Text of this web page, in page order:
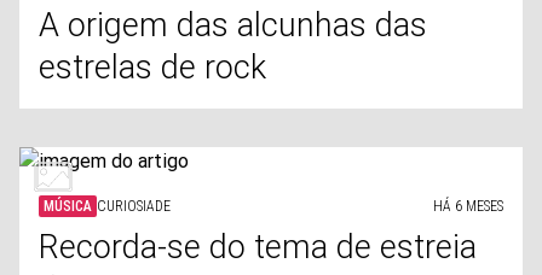
A origem das alcunhas das
estrelas de rock
MÚSICA CURIOSIADE HÁ 6 MESES
Recorda-se do tema de estreia